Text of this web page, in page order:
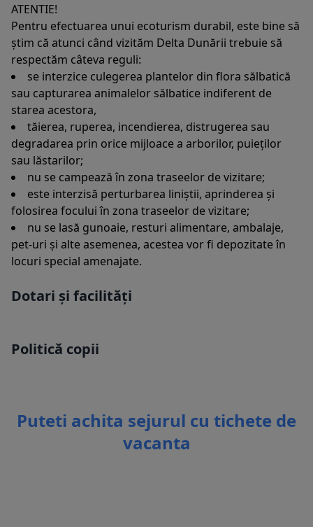
ATENTIE!
Pentru efectuarea unui ecoturism durabil, este bine să
știm că atunci când vizităm Delta Dunării trebuie să
respectăm câteva reguli:
se interzice culegerea plantelor din flora sălbatică
sau capturarea animalelor sălbatice indiferent de
starea acestora,
tăierea, ruperea, incendierea, distrugerea sau
degradarea prin orice mijloace a arborilor, puieților
sau lăstarilor;
nu se campează în zona traseelor de vizitare;
este interzisă perturbarea liniștii, aprinderea și
folosirea focului în zona traseelor de vizitare;
nu se lasă gunoaie, resturi alimentare, ambalaje,
pet-uri și alte asemenea, acestea vor fi depozitate în
locuri special amenajate.
Dotari și facilități
Politică copii
Puteti achita sejurul cu tichete de
vacanta